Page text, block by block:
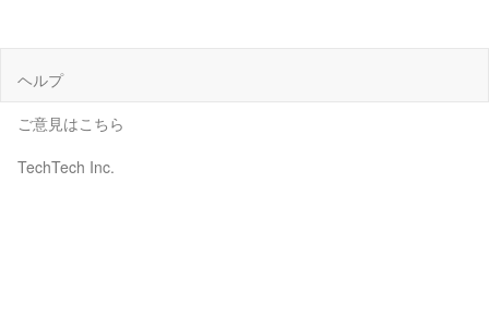
ヘルプ
ご意見はこちら
TechTech Inc.